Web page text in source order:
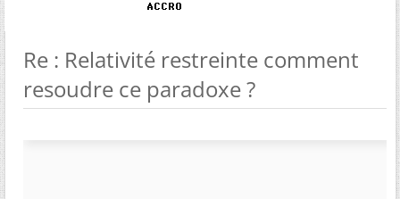
Re : Relativité restreinte comment
resoudre ce paradoxe ?